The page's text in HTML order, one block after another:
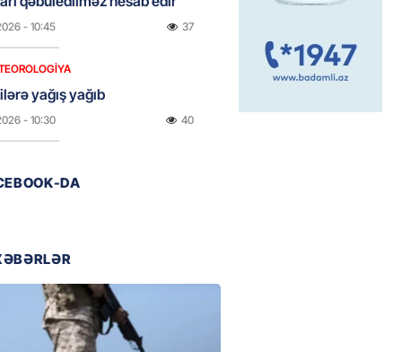
- 10:45 37
yağış yağıb
- 10:30 40
yayda qar yağdı
Xirosima qurbanlarının
yad ediləcək
- 10:00
DA